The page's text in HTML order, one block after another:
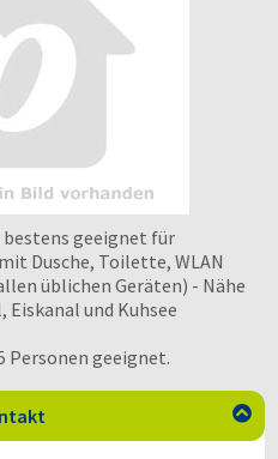
geeignet für
Dusche, Toilette, WLAN
üblichen Geräten) - Nähe
und Kuhsee
Personen geeignet.
